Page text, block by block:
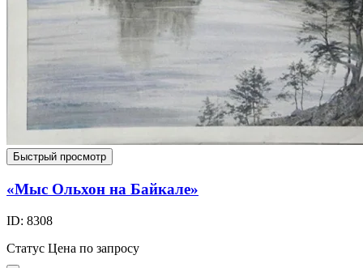
Быстрый просмотр
«Мыс Ольхон на Байкале»
ID: 8308
Статус Цена по запросу